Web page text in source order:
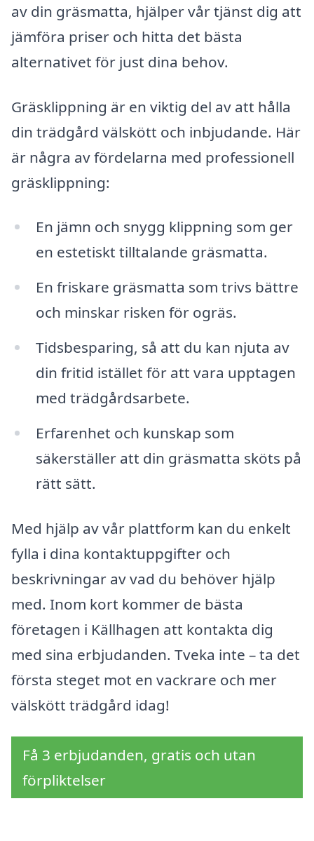
av din gräsmatta, hjälper vår tjänst dig att
jämföra priser och hitta det bästa
alternativet för just dina behov.
Gräsklippning är en viktig del av att hålla
din trädgård välskött och inbjudande. Här
är några av fördelarna med professionell
gräsklippning:
En jämn och snygg klippning som ger
en estetiskt tilltalande gräsmatta.
En friskare gräsmatta som trivs bättre
och minskar risken för ogräs.
Tidsbesparing, så att du kan njuta av
din fritid istället för att vara upptagen
med trädgårdsarbete.
Erfarenhet och kunskap som
säkerställer att din gräsmatta sköts på
rätt sätt.
Med hjälp av vår plattform kan du enkelt
fylla i dina kontaktuppgifter och
beskrivningar av vad du behöver hjälp
med. Inom kort kommer de bästa
företagen i Källhagen att kontakta dig
med sina erbjudanden. Tveka inte – ta det
första steget mot en vackrare och mer
välskött trädgård idag!
Få 3 erbjudanden, gratis och utan
förpliktelser